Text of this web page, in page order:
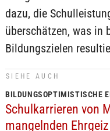
dazu, die
überschätzen, was in
Bildungszielen
SIEHE AUCH
BILDUNGSOPTIMISTISCHE
Schulkarrieren von
mangelnden Ehrgeiz